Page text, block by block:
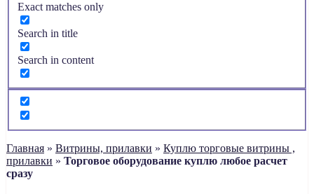
Exact matches only
Search in title
Search in content
Главная » Витрины, прилавки » Куплю торговые витрины ,
прилавки » Торговое оборудование куплю любое расчет
сразу